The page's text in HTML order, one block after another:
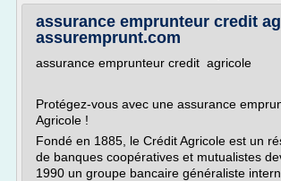
assurance emprunteur credit
assuremprunt.com
assurance emprunteur credit agricole
Protégez-vous avec une assurance
Agricole !
Fondé en 1885, le Crédit Agricole est un
de banques coopératives et mutualistes
1990 un groupe bancaire généraliste